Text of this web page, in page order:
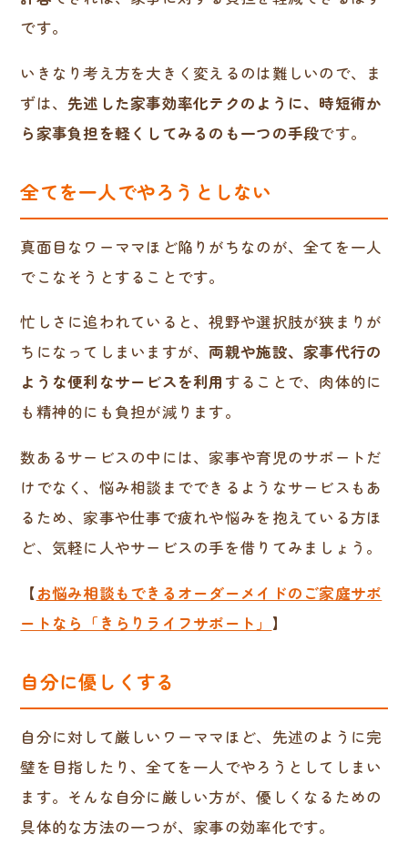
です。
いきなり考え方を大きく変えるのは難しいので、ま
ずは、先述した家事効率化テクのように、時短術か
ら家事負担を軽くしてみるのも一つの手段です。
全てを一人でやろうとしない
真面目なワーママほど陥りがちなのが、全てを一人
でこなそうとすることです。
忙しさに追われていると、視野や選択肢が狭まりが
ちになってしまいますが、両親や施設、家事代行の
ような便利なサービスを利用 することで、肉体的に
も精神的にも負担が減ります。
数あるサービスの中には、家事や育児のサポートだ
けでなく、悩み相談までできるようなサービスもあ
るため、家事や仕事で疲れや悩みを抱えている方ほ
ど、気軽に人やサービスの手を借りてみましょう。
【お悩み相談もできるオーダーメイドのご家庭サポ
ートなら「きらりライフサポート」 】
自分に優しくする
自分に対して厳しいワーママほど、先述のように完
璧を目指したり、全てを一人でやろうとしてしまい
ます。そんな自分に厳しい方が、優しくなるための
具体的な方法の一つが、家事の効率化です。